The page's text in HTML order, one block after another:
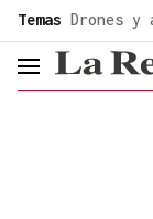
Temas Drones y